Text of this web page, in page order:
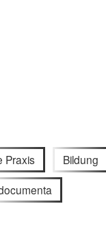
Praxis Bildung